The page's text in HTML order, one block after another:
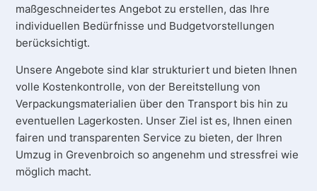
maßgeschneidertes Angebot zu erstellen, das Ihre
individuellen Bedürfnisse und Budgetvorstellungen
berücksichtigt.
Unsere Angebote sind klar strukturiert und bieten Ihnen
volle Kostenkontrolle, von der Bereitstellung von
Verpackungsmaterialien über den Transport bis hin zu
eventuellen Lagerkosten. Unser Ziel ist es, Ihnen einen
fairen und transparenten Service zu bieten, der Ihren
Umzug in Grevenbroich so angenehm und stressfrei wie
möglich macht.